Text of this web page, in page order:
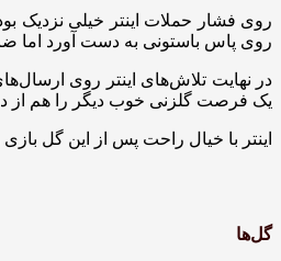
روی پاس باستونی به دست آورد اما
یک فرصت گلزنی خوب دیگر را هم از دست داد و در دقیقه 83 مقابل دروازه خالی
اینتر با خیال راحت پس از این گل بازی را دنبال کرد
گل‌ها